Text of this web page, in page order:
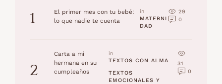
1
El primer mes con tu bebé:
lo que nadie te cuenta
in
MATERNI
DAD
29
0
2
Carta a mi
hermana en su
cumpleaños
in
TEXTOS CON ALMA
TEXTOS
EMOCIONALES Y
31
0